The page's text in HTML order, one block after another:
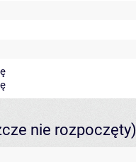
nie rozpoczęty)